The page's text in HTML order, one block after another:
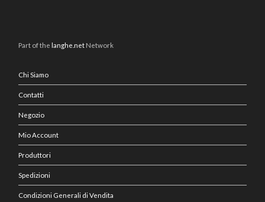
Part of the langhe.net Network
Chi Siamo
Contatti
Negozio
Mio Account
Produttori
Spedizioni
Condizioni Generali di Vendita